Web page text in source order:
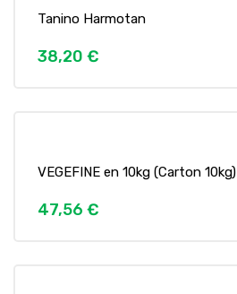
Tanino Harmotan
38,20 €
VEGEFINE en 10kg (Carton 10kg)
47,56 €